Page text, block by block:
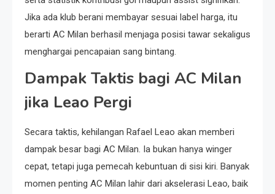
Jika ada klub berani membayar sesuai label harga, itu
berarti AC Milan berhasil menjaga posisi tawar sekaligus
menghargai pencapaian sang bintang.
Dampak Taktis bagi AC Milan
jika Leao Pergi
Secara taktis, kehilangan Rafael Leao akan memberi
dampak besar bagi AC Milan. Ia bukan hanya winger
cepat, tetapi juga pemecah kebuntuan di sisi kiri. Banyak
momen penting AC Milan lahir dari akselerasi Leao, baik